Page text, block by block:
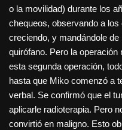
o la movilidad) durante los
chequeos, observando a
creciendo, y mandándole de
quirófano. Pero la operación
esta segunda operación,
hasta que Miko comenzó a
verbal. Se confirmó que el
aplicarle radioterapia. Pero
convirtió en maligno. Esto